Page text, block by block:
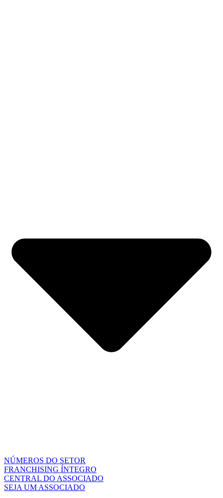
NÚMEROS DO SETOR
FRANCHISING ÍNTEGRO
CENTRAL DO ASSOCIADO
SEJA UM ASSOCIADO